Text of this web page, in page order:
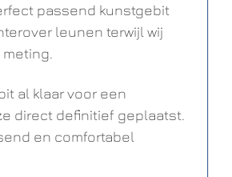
passend kunstgebit
leunen terwijl wij
al klaar voor een
direct definitief geplaatst.
en comfortabel